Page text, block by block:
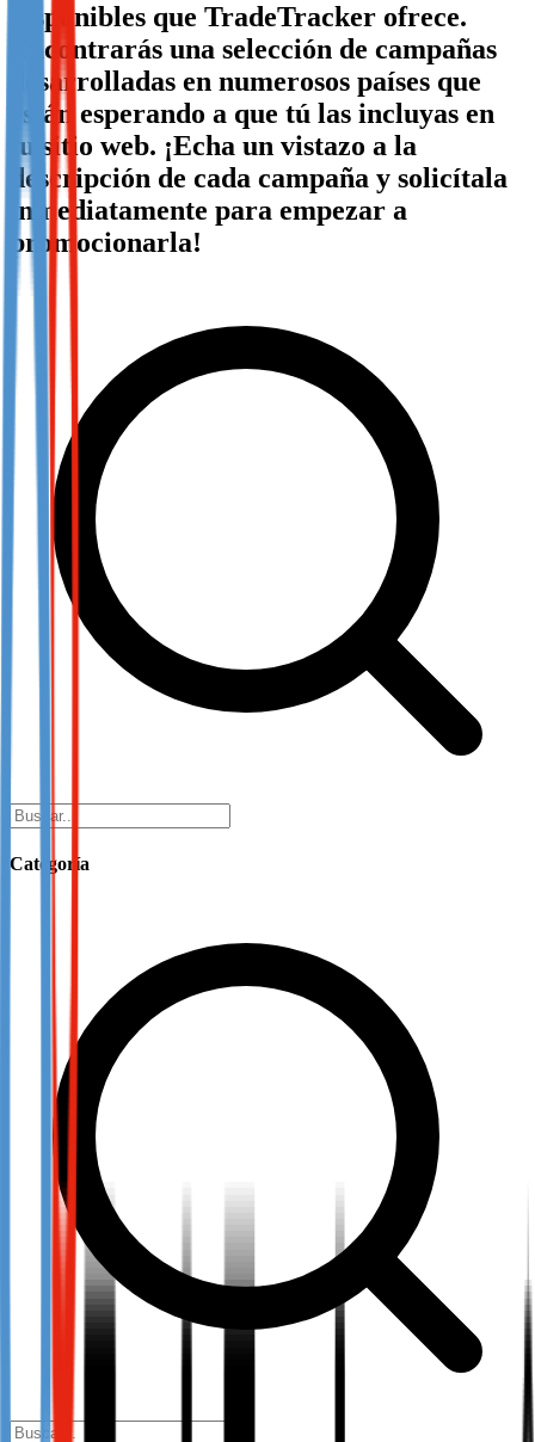
Not already our Publisher?
Sign up here
disponibles que TradeTracker ofrece.
Encontrarás una selección de campañas
desarrolladas en numerosos países que
están esperando a que tú las incluyas en
tu sitio web. ¡Echa un vistazo a la
descripción de cada campaña y solicítala
inmediatamente para empezar a
promocionarla!
Categoría